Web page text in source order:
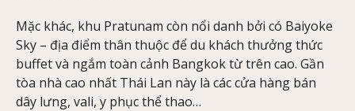
Mặc khác, khu Pratunam còn nổi danh bởi có Baiyoke
Sky – địa điểm thân thuộc để du khách thưởng thức
buffet và ngắm toàn cảnh Bangkok từ trên cao. Gần
tòa nhà cao nhất Thái Lan này là các cửa hàng bán
dây lưng, vali, y phục thể thao…